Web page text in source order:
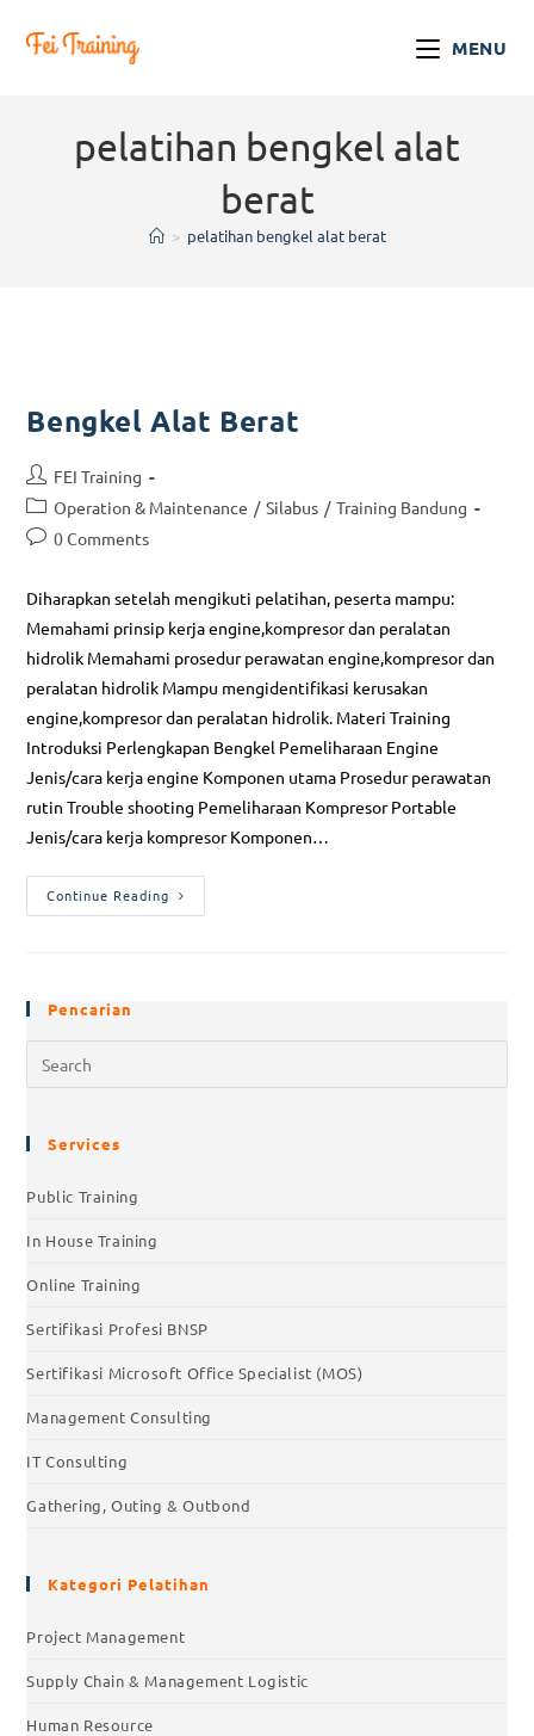
MENU
pelatihan bengkel alat
berat
> pelatihan bengkel alat berat
Bengkel Alat Berat
FEI Training
Operation & Maintenance / Silabus / Training Bandung
0 Comments
Diharapkan setelah mengikuti pelatihan, peserta mampu:
Memahami prinsip kerja engine,kompresor dan peralatan
hidrolik Memahami prosedur perawatan engine,kompresor dan
peralatan hidrolik Mampu mengidentifikasi kerusakan
engine,kompresor dan peralatan hidrolik. Materi Training
Introduksi Perlengkapan Bengkel Pemeliharaan Engine
Jenis/cara kerja engine Komponen utama Prosedur perawatan
rutin Trouble shooting Pemeliharaan Kompresor Portable
Jenis/cara kerja kompresor Komponen…
Continue Reading
Pencarian
Services
Public Training
In House Training
Online Training
Sertifikasi Profesi BNSP
Sertifikasi Microsoft Office Specialist (MOS)
Management Consulting
IT Consulting
Gathering, Outing & Outbond
Kategori Pelatihan
Project Management
Supply Chain & Management Logistic
Human Resource